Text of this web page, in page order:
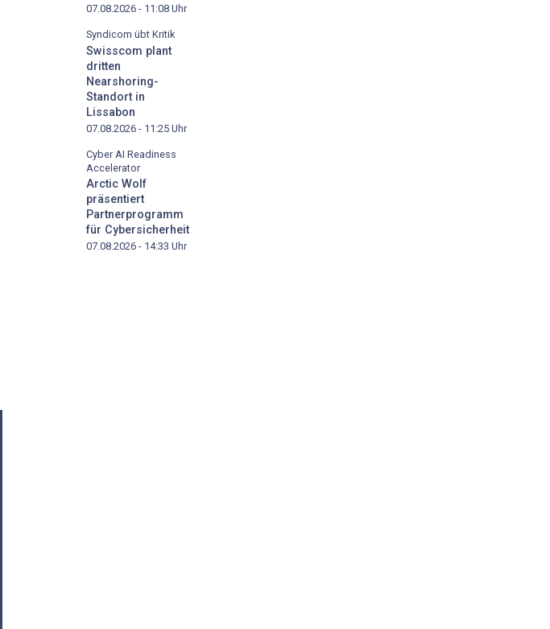
07.08.2026 - 11:08 Uhr
Syndicom übt Kritik
Swisscom plant
dritten
Nearshoring-
Standort in
Lissabon
07.08.2026 - 11:25 Uhr
Cyber AI Readiness
Accelerator
Arctic Wolf
präsentiert
Partnerprogramm
für Cybersicherheit
07.08.2026 - 14:33 Uhr